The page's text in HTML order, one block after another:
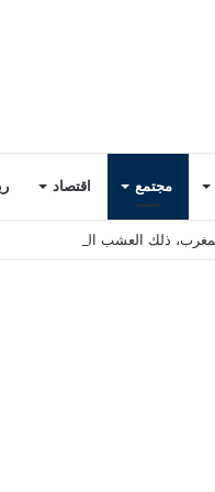
مجتمع اقتصاد
ذلك العشب الرديء..! (